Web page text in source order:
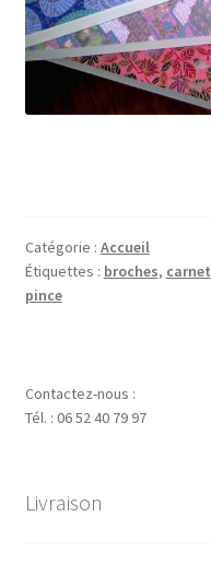
Catégorie : Accueil
Étiquettes : broches, carnet
pince
Contactez-nous :
Tél. : 06 52 40 79 97
Livraison